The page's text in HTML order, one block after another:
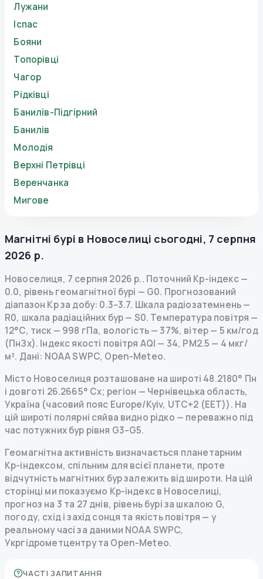
Лужани
Іспас
Бояни
Топорівці
Чагор
Рідківці
Банилів-Підгірний
Банилів
Молодія
Верхні Петрівці
Веренчанка
Мигове
Магнітні бурі в Новоселиці сьогодні, 7 серпня
2026 р.
Новоселиця, 7 серпня 2026 р.. Поточний Kp-індекс—
0.0, рівень геомагнітної бурі — G0. Прогнозований
діапазон Kp за добу: 0.3–3.7. Шкала радіозатемнень—
R0, шкала радіаційних бур— S0. Температура повітря —
12°C, тиск — 998 гПа, вологість — 37%, вітер — 5 км/год
(ПнЗх). Індекс якості повітря AQI — 34, PM2.5 — 4 мкг/
м³. Дані: NOAA SWPC, Open-Meteo.
Місто Новоселиця розташоване на широті 48.2180° Пн
і довготі 26.2665° Сх; регіон — Чернівецька область,
Україна (часовий пояс Europe/Kyiv, UTC+2 (EET)). На
цій широті полярні сяйва видно рідко — переважно під
час потужних бур рівня G3–G5.
Геомагнітна активність визначається планетарним
Kp-індексом, спільним для всієї планети, проте
відчутність магнітних бур залежить від широти. На цій
сторінці ми показуємо Kp-індекс в Новоселиці,
прогноз на 3 та 27 днів, рівень бурі за шкалою G,
погоду, схід і захід сонця та якість повітря — у
реальному часі за даними NOAA SWPC,
Укргідрометцентру та Open-Meteo.
ЧАСТІ ЗАПИТАННЯ